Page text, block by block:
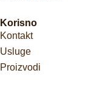
Korisno
Kontakt
Usluge
Proizvodi